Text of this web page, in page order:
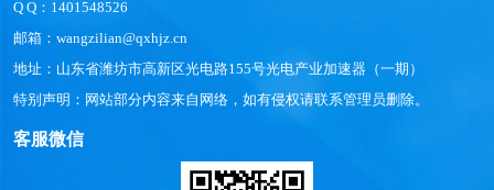
Q Q：1401548526
邮箱：wangzilian@qxhjz.cn
地址：山东省潍坊市高新区光电路155号光电产业加速器（一期）
特别声明：网站部分内容来自网络，如有侵权请联系管理员删除。
客服微信